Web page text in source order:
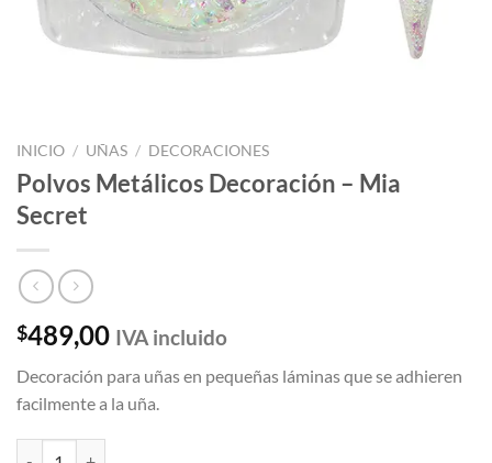
INICIO / UÑAS / DECORACIONES
Polvos Metálicos Decoración – Mia
Secret
$489,00 IVA incluido
Decoración para uñas en pequeñas láminas que se adhieren
facilmente a la uña.